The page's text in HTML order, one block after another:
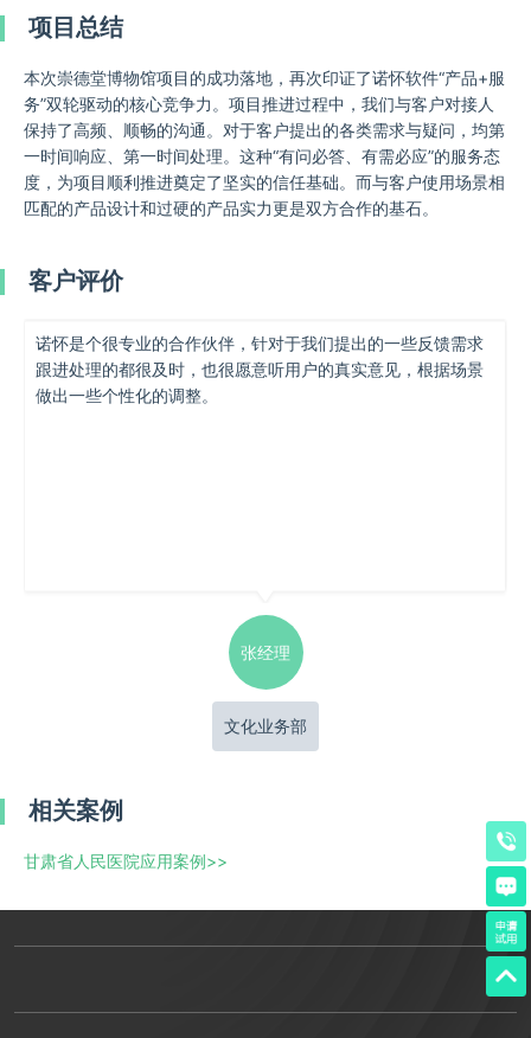
项目总结
本次崇德堂博物馆项目的成功落地，再次印证了诺怀软件“产品+服
务”双轮驱动的核心竞争力。项目推进过程中，我们与客户对接人
保持了高频、顺畅的沟通。对于客户提出的各类需求与疑问，均第
一时间响应、第一时间处理。这种“有问必答、有需必应”的服务态
度，为项目顺利推进奠定了坚实的信任基础。而与客户使用场景相
匹配的产品设计和过硬的产品实力更是双方合作的基石。
客户评价
诺怀是个很专业的合作伙伴，针对于我们提出的一些反馈需求
跟进处理的都很及时，也很愿意听用户的真实意见，根据场景
做出一些个性化的调整。
张经理
文化业务部
相关案例
甘肃省人民医院应用案例>>